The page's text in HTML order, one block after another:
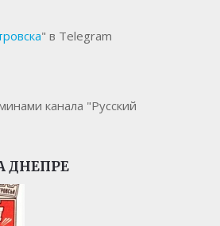
" в Telegram
канала "Русский
ДНЕПРЕ